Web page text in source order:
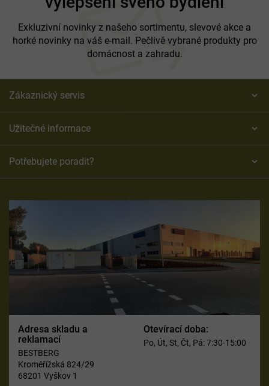
Exkluzivní novinky z našeho sortimentu, slevové akce a
horké novinky na váš e-mail. Pečlivě vybrané produkty pro
domácnost a zahradu.
Zákaznický servis
Užitečné informace
Potřebujete poradit?
Adresa skladu a
reklamací
BESTBERG
Kroměřížská 824/29
68201 Vyškov 1
Otevírací doba:
Po, Út, St, Čt, Pá: 7:30-15:00